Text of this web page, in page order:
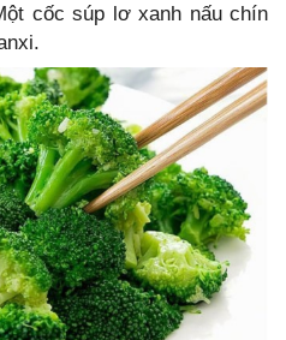
cốc súp lơ xanh nấu chín